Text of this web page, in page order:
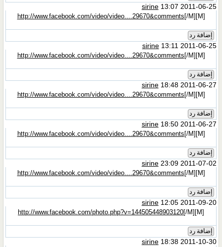
sirine13:07 2011-06-25
[M]
http://www.facebook.com/video/video....29670&comments [/M]
إضافة رد
sirine13:11 2011-06-25
[M]
http://www.facebook.com/video/video....29670&comments [/M]
إضافة رد
sirine18:48 2011-06-27
[M]
http://www.facebook.com/video/video....29670&comments [/M]
إضافة رد
sirine18:50 2011-06-27
[M]
http://www.facebook.com/video/video....29670&comments [/M]
إضافة رد
sirine23:09 2011-07-02
[M]
http://www.facebook.com/video/video....29670&comments [/M]
إضافة رد
sirine12:05 2011-09-20
[M]
http://www.facebook.com/photo.php?v=144505448903120[/M]
إضافة رد
sirine18:38 2011-10-30